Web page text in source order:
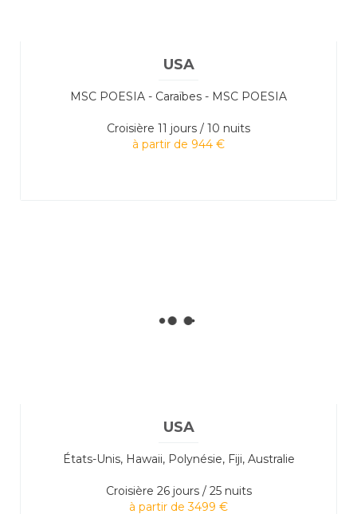
USA
MSC POESIA - Caraïbes - MSC POESIA
Croisière 11 jours / 10 nuits
à partir de 944 €
USA
États-Unis, Hawaii, Polynésie, Fiji, Australie
Croisière 26 jours / 25 nuits
à partir de 3499 €